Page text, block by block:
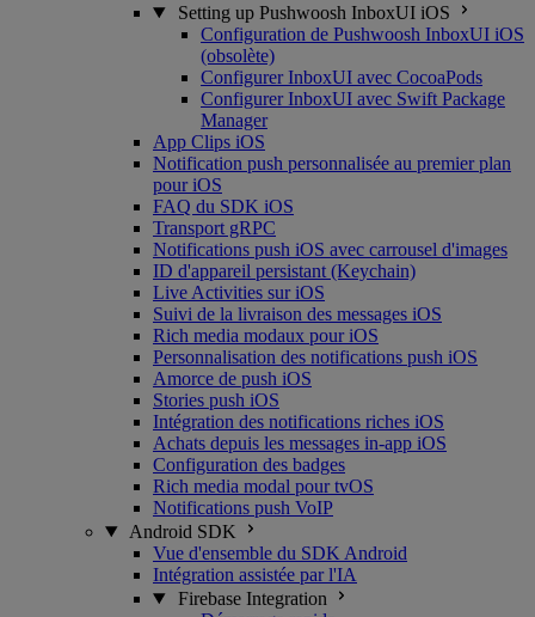
Setting up Pushwoosh InboxUI iOS
Configuration de Pushwoosh InboxUI iOS
(obsolète)
Configurer InboxUI avec CocoaPods
Configurer InboxUI avec Swift Package
Manager
App Clips iOS
Notification push personnalisée au premier plan
pour iOS
FAQ du SDK iOS
Transport gRPC
Notifications push iOS avec carrousel d'images
ID d'appareil persistant (Keychain)
Live Activities sur iOS
Suivi de la livraison des messages iOS
Rich media modaux pour iOS
Personnalisation des notifications push iOS
Amorce de push iOS
Stories push iOS
Intégration des notifications riches iOS
Achats depuis les messages in-app iOS
Configuration des badges
Rich media modal pour tvOS
Notifications push VoIP
Android SDK
Vue d'ensemble du SDK Android
Intégration assistée par l'IA
Firebase Integration